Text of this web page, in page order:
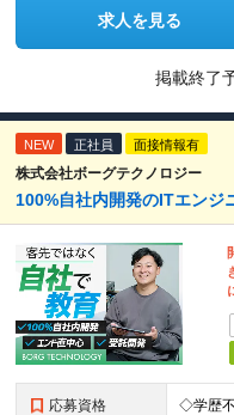
求人を見る
掲載終了
NEW 正社員 面接情報有
株式会社ボーグテクノロジー
100%自社内開発のITエンジ
応募資格